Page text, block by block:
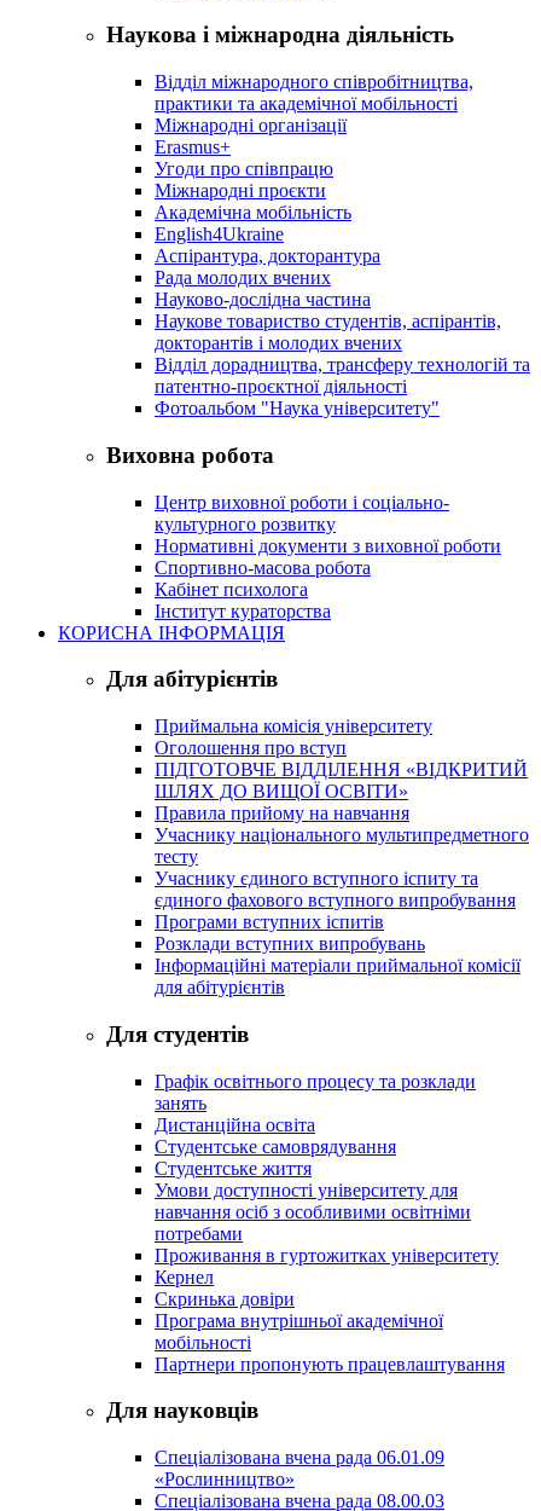
Наукова і міжнародна діяльність
Відділ міжнародного співробітництва,
практики та академічної мобільності
Міжнародні організації
Erasmus+
Угоди про співпрацю
Міжнародні проєкти
Академічна мобільність
English4Ukraine
Аспірантура, докторантура
Рада молодих вчених
Науково-дослідна частина
Наукове товариство студентів, аспірантів,
докторантів і молодих вчених
Відділ дорадництва, трансферу технологій та
патентно-проєктної діяльності
Фотоальбом "Наука університету"
Виховна робота
Центр виховної роботи і соціально-
культурного розвитку
Нормативні документи з виховної роботи
Спортивно-масова робота
Кабінет психолога
Інститут кураторства
КОРИСНА ІНФОРМАЦІЯ
Для абітурієнтів
Приймальна комісія університету
Оголошення про вступ
ПІДГОТОВЧЕ ВІДДІЛЕННЯ «ВІДКРИТИЙ
ШЛЯХ ДО ВИЩОЇ ОСВІТИ»
Правила прийому на навчання
Учаснику національного мультипредметного
тесту
Учаснику єдиного вступного іспиту та
єдиного фахового вступного випробування
Програми вступних іспитів
Розклади вступних випробувань
Інформаційні матеріали приймальної комісії
для абітурієнтів
Для студентів
Графік освітнього процесу та розклади
занять
Дистанційна освіта
Студентське самоврядування
Студентське життя
Умови доступності університету для
навчання осіб з особливими освітніми
потребами
Проживання в гуртожитках університету
Кернел
Скринька довіри
Програма внутрішньої академічної
мобільності
Партнери пропонують працевлаштування
Для науковців
Спеціалізована вчена рада 06.01.09
«Рослинництво»
Спеціалізована вчена рада 08.00.03